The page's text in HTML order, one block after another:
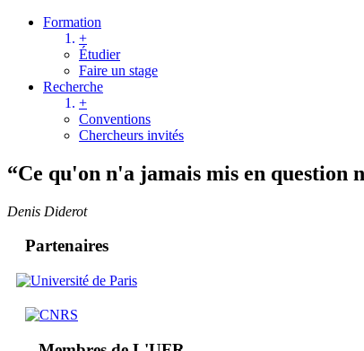
Formation
+
Étudier
Faire un stage
Recherche
+
Conventions
Chercheurs invités
“Ce qu'on n'a jamais mis en question
Denis Diderot
Partenaires